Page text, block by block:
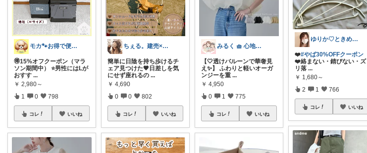
モカ🐾お得で便利💛犬とのおうち時間
🉐15%オフクーポン（マラ
ソン期間中） ⭐️男性にはLが
おすす ...
￥ 2,980～
1 0 798
コレ いいね
ちぇる。建売×暖色お家づくり
簡単に日陰を持ち歩けるチ
ェア見つけた🤎日差しを気
にせず座れるの ...
￥ 4,690
0 0 802
コレ いいね
みるく 🧺 心地よい、上質な暮らしを
【🤍透けバルーンで華奢見
え✨】 ふわりと軽いオーガ
ンジーを重 ...
￥ 4,950
0 1 775
コレ いいね
ゆりか♡ときめく暮らしと服✨️
❤️#やば30%OFFクーポン
❤️絡まない・錆びない・ズ
リ落 ...
￥ 1,680～
2 1 766
コレ いいね